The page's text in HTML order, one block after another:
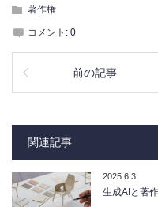
著作権
コメント: 0
前の記事
関連記事
2025.6.3
生成AIと著